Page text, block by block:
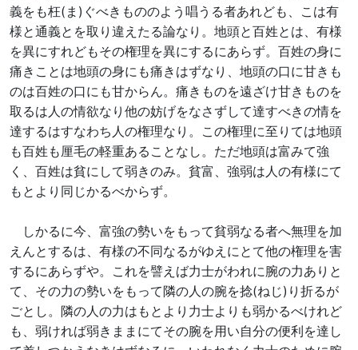
義をも枉(ま)ぐべきもののよう唱うる者あれども、こは有
様と通義とを取り違えたる論なり。地頭と百姓とは、有様
を異にすれどもその権理を異にするにあらず。百姓の身に
痛きことは地頭の身にも痛きはずなり、地頭の口に甘きも
のは百姓の口にも甘からん。痛きものを遠ざけ甘きものを
取るは人の情欲なり他の妨げをなさずして達すべきの情を
達するはすなわち人の権理なり。この権理に至りては地頭
も百姓も厘毛の軽重あることなし。ただ地頭は富みて強
く、百姓は貧にして弱きのみ。貧富、強弱は人の有様にて
もとより同じかるべからず。
しかるに今、富強の勢いをもって貧弱なる者へ無理を加
えんとするは、有様の不同なるがゆえにとて他の権理を害
するにあらずや。これを譬えば力士がわれに腕の力ありと
て、その力の勢いをもって隣の人の腕を捻(ねじ)り折るが
ごとし。隣の人の力はもとより力士よりも弱かるべけれど
も、弱ければ弱きままにてその腕を用い自分の便利を達し